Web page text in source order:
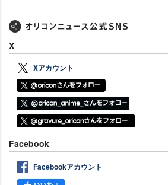
X
Xアカウント
Facebook
Facebookアカウント